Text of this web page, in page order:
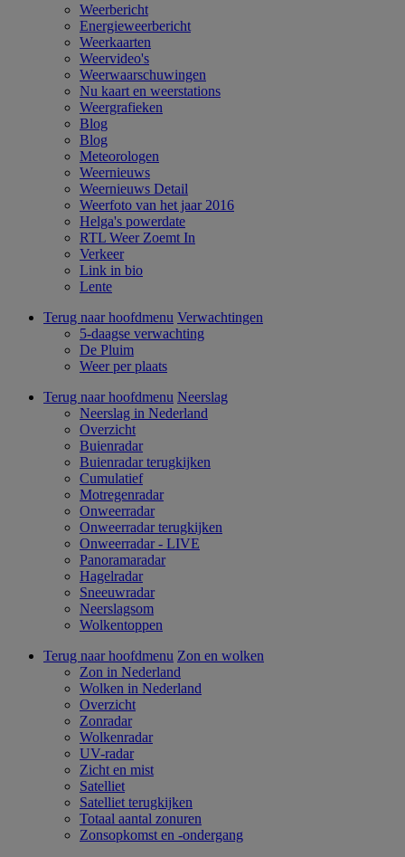
Weerbericht
Energieweerbericht
Weerkaarten
Weervideo's
Weerwaarschuwingen
Nu kaart en weerstations
Weergrafieken
Blog
Blog
Meteorologen
Weernieuws
Weernieuws Detail
Weerfoto van het jaar 2016
Helga's powerdate
RTL Weer Zoemt In
Verkeer
Link in bio
Lente
Terug naar hoofdmenu Verwachtingen
5-daagse verwachting
De Pluim
Weer per plaats
Terug naar hoofdmenu Neerslag
Neerslag in Nederland
Overzicht
Buienradar
Buienradar terugkijken
Cumulatief
Motregenradar
Onweerradar
Onweerradar terugkijken
Onweerradar - LIVE
Panoramaradar
Hagelradar
Sneeuwradar
Neerslagsom
Wolkentoppen
Terug naar hoofdmenu Zon en wolken
Zon in Nederland
Wolken in Nederland
Overzicht
Zonradar
Wolkenradar
UV-radar
Zicht en mist
Satelliet
Satelliet terugkijken
Totaal aantal zonuren
Zonsopkomst en -ondergang